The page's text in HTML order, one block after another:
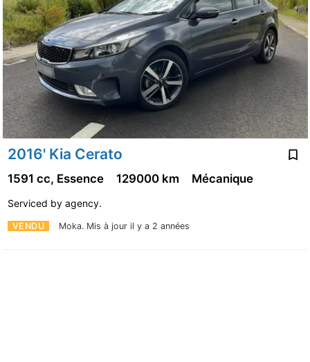
2016' Kia Cerato
VENDU Moka. Mis à jour il y a 2 années
1591 cc, Essence 129000 km Mécanique
Serviced by agency.